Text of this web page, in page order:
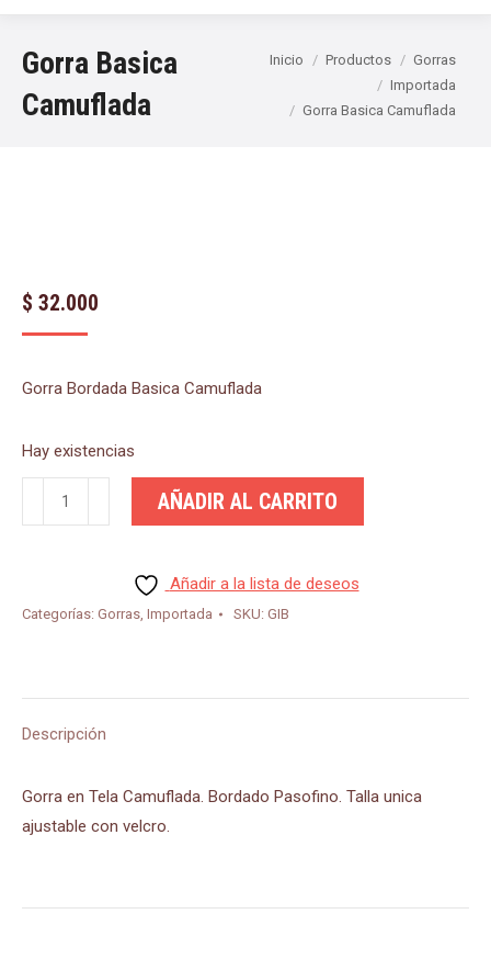
Gorra Basica
Camuflada
Estás aquí:Inicio Productos
Gorras
Importada
Gorra Basica Camuflada
$ 32.000
Gorra Bordada Basica Camuflada
Hay existencias
Basica
AÑADIR AL CARRITO
Añadir a la lista de deseos
Categorías: Gorras, Importada SKU: GIB
Descripción
Gorra en Tela Camuflada. Bordado Pasofino. Talla unica
ajustable con velcro.